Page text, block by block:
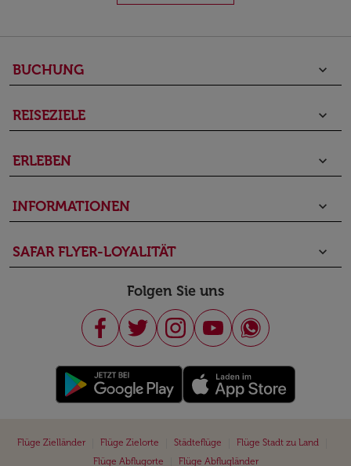
BUCHUNG keyboard_arrow_down
REISEZIELE keyboard_arrow_down
ERLEBEN keyboard_arrow_down
INFORMATIONEN keyboard_arrow_down
SAFAR FLYER-LOYALITÄT keyboard_arrow_down
Folgen Sie uns
Flüge Zielländer Flüge Zielorte Städteflüge Flüge Stadt zu Land
Flüge Abflugorte
Flüge Abflugländer